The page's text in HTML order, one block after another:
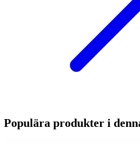
Populära produkter i